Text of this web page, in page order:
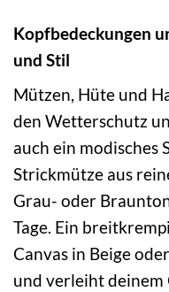
Kopfbedeckungen
und Stil
Mützen, Hüte und
den Wetterschutz
auch ein modisches
Strickmütze aus
Grau- oder
Tage. Ein
Canvas in Beige
und verleiht deinem